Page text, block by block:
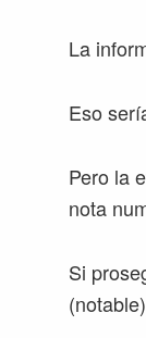
La
Eso
Pero la
nota
Si